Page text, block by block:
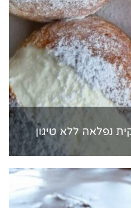
נפלאה ללא טיגון